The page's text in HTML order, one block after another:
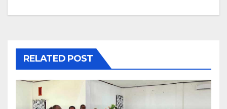
RELATED POST